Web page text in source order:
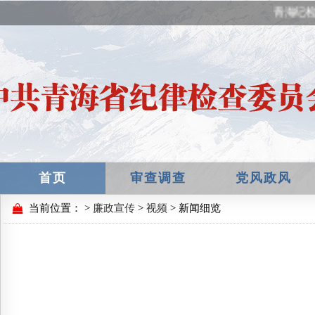
青海纪
首页 审查调查 党风政风
当前位置： > 廉政宣传 > 视频 > 新闻细览